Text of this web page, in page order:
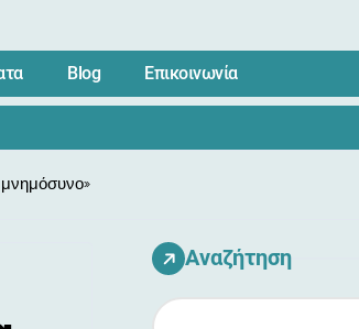
Blog Επικοινωνία
Αναζήτηση